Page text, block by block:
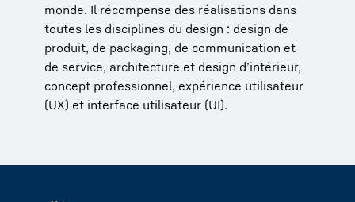
monde. Il récompense des réalisations dans
toutes les disciplines du design : design de
produit, de packaging, de communication et
de service, architecture et design d’intérieur,
concept professionnel, expérience utilisateur
(UX) et interface utilisateur (UI).